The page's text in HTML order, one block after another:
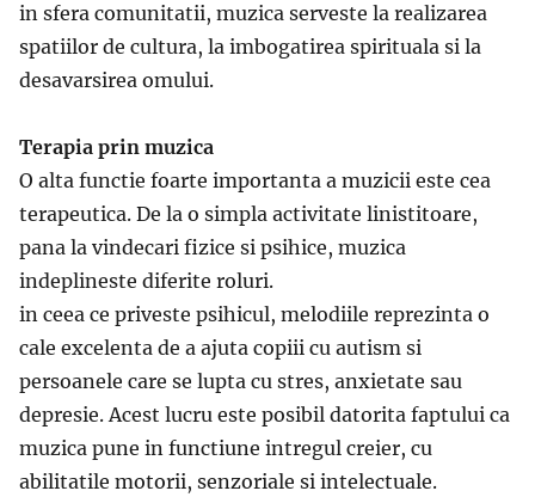
in sfera comunitatii, muzica serveste la realizarea
spatiilor de cultura, la imbogatirea spirituala si la
desavarsirea omului.
Terapia prin muzica
O alta functie foarte importanta a muzicii este cea
terapeutica. De la o simpla activitate linistitoare,
pana la vindecari fizice si psihice, muzica
indeplineste diferite roluri.
in ceea ce priveste psihicul, melodiile reprezinta o
cale excelenta de a ajuta copiii cu autism si
persoanele care se lupta cu stres, anxietate sau
depresie. Acest lucru este posibil datorita faptului ca
muzica pune in functiune intregul creier, cu
abilitatile motorii, senzoriale si intelectuale.